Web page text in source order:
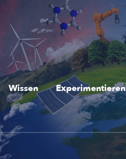
Wissen Experimentieren